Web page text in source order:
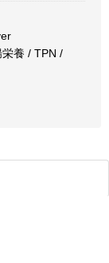
養 / TPN /